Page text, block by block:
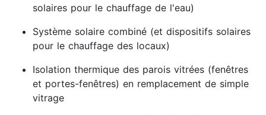
solaires pour le chauffage de l'eau)
Système solaire combiné (et dispositifs solaires
pour le chauffage des locaux)
Isolation thermique des parois vitrées (fenêtres
et portes-fenêtres) en remplacement de simple
vitrage